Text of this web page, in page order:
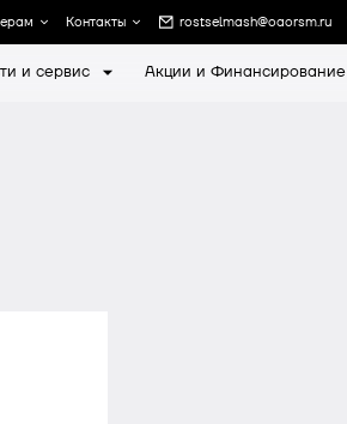
Контакты rostselmash@oaorsm.ru
и сервис Акции и Финансирование